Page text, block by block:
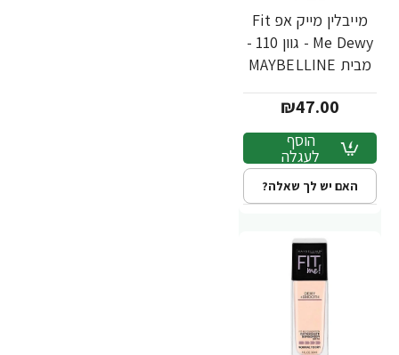
מייבלין מייק אפ Fit
Me Dewy - גוון 110 -
מבית MAYBELLINE
₪47.00
הוסף
לעגלה
האם יש לך שאלה?